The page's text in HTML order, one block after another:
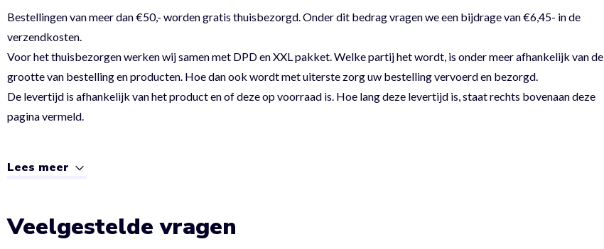
Bestellingen van meer dan €50,- worden gratis thuisbezorgd. Onder dit bedrag vragen we een bijdrage van €6,45- in de
verzendkosten.
Voor het thuisbezorgen werken wij samen met DPD en XXL pakket. Welke partij het wordt, is onder meer afhankelijk van de
grootte van bestelling en producten. Hoe dan ook wordt met uiterste zorg uw bestelling vervoerd en bezorgd.
De levertijd is afhankelijk van het product en of deze op voorraad is. Hoe lang deze levertijd is, staat rechts bovenaan deze
pagina vermeld.
Lees meer
Veelgestelde vragen